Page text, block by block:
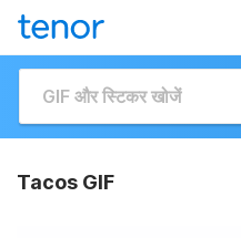
Tacos GIF